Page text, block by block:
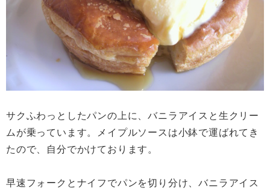
サクふわっとしたパンの上に、バニラアイスと生クリー
ムが乗っています。メイプルソースは小鉢で運ばれてき
たので、自分でかけております。
早速フォークとナイフでパンを切り分け、バニラアイス